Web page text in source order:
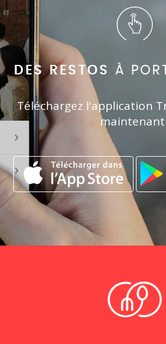
DES RESTOS À
Téléchargez l'application
maintenant